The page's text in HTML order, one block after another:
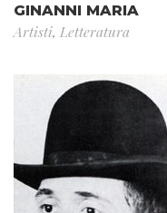
GINANNI MARIA
Artisti, Letteratura